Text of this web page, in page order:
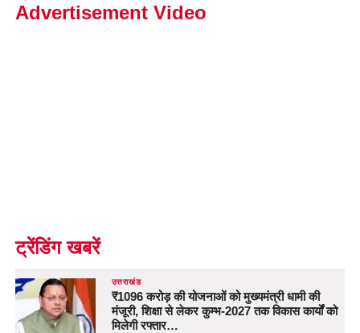
Advertisement Video
ट्रेंडिंग खबरें
उत्तराखंड
₹1096 करोड़ की योजनाओं को मुख्यमंत्री धामी की
मंजूरी, शिक्षा से लेकर कुम्भ-2027 तक विकास कार्यों को
मिलेगी रफ्तार…